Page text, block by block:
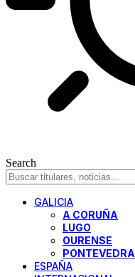
Search
GALICIA
A CORUÑA
LUGO
OURENSE
PONTEVEDRA
ESPAÑA